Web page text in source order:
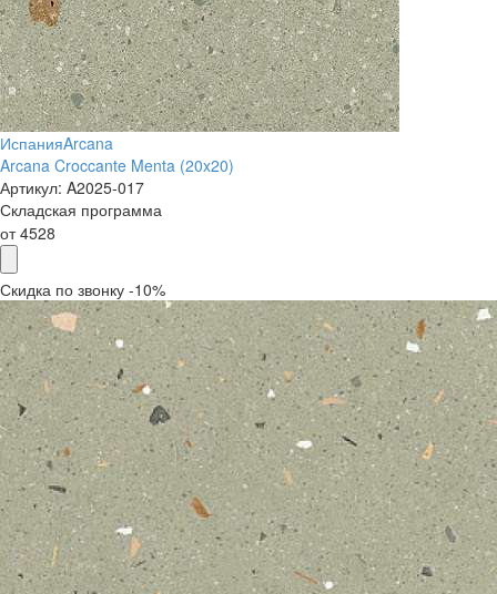
ИспанияArcana
Arcana Croccante Menta (20x20)
Артикул: A2025-017
Складская программа
от4528
Скидка по звонку -10%